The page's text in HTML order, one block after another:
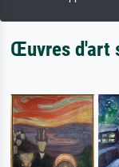
Œuvres d'art